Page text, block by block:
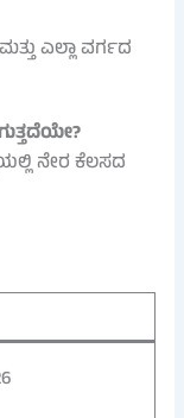
ಎಲ್ಲಾ ವರ್ಗದ
ನೇರ ಕೆಲಸದ